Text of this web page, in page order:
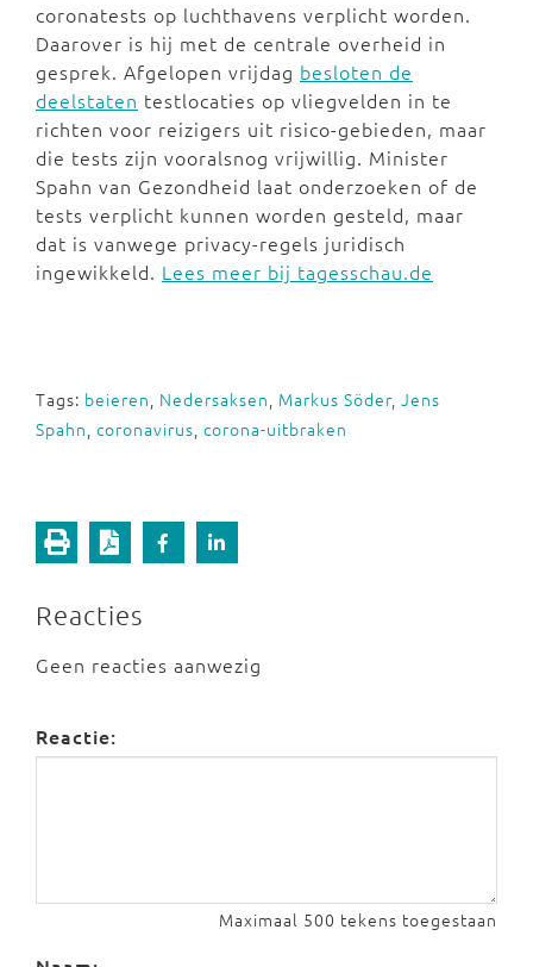
coronatests op luchthavens verplicht worden.
Daarover is hij met de centrale overheid in
gesprek. Afgelopen vrijdag besloten de
deelstaten testlocaties op vliegvelden in te
richten voor reizigers uit risico-gebieden, maar
die tests zijn vooralsnog vrijwillig. Minister
Spahn van Gezondheid laat onderzoeken of de
tests verplicht kunnen worden gesteld, maar
dat is vanwege privacy-regels juridisch
ingewikkeld. Lees meer bij tagesschau.de
Tags: beieren, Nedersaksen, Markus Söder, Jens
Spahn, coronavirus, corona-uitbraken
Reacties
Geen reacties aanwezig
Reactie:
Maximaal 500 tekens toegestaan